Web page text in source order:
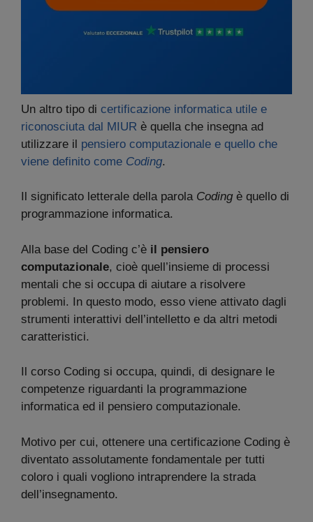
Un altro tipo di certificazione informatica utile e
riconosciuta dal MIUR è quella che insegna ad
utilizzare il pensiero computazionale e quello che
viene definito come Coding.
Il significato letterale della parola Coding è quello di
programmazione informatica.
Alla base del Coding c’è il pensiero
computazionale, cioè quell’insieme di processi
mentali che si occupa di aiutare a risolvere
problemi. In questo modo, esso viene attivato dagli
strumenti interattivi dell’intelletto e da altri metodi
caratteristici.
Il corso Coding si occupa, quindi, di designare le
competenze riguardanti la programmazione
informatica ed il pensiero computazionale.
Motivo per cui, ottenere una certificazione Coding è
diventato assolutamente fondamentale per tutti
coloro i quali vogliono intraprendere la strada
dell’insegnamento.